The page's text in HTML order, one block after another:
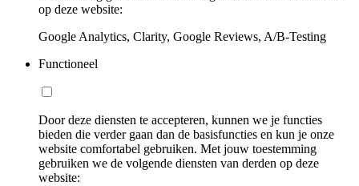
op deze website:
Google Analytics, Clarity, Google Reviews, A/B-Testing
Functioneel
Door deze diensten te accepteren, kunnen we je functies
bieden die verder gaan dan de basisfuncties en kun je onze
website comfortabel gebruiken. Met jouw toestemming
gebruiken we de volgende diensten van derden op deze
website: